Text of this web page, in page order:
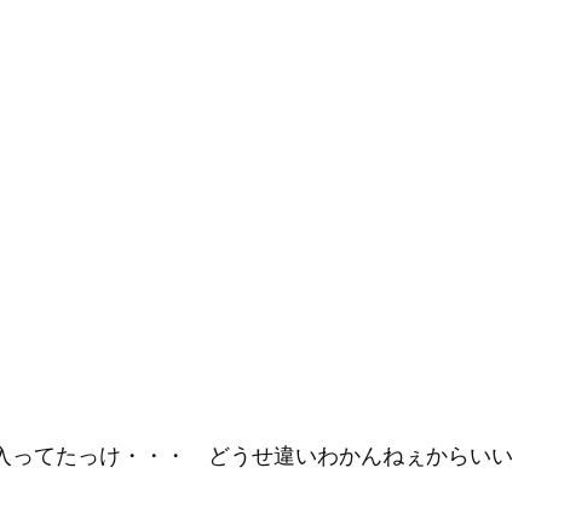
ってたっけ・・・ どうせ違いわかんねぇからいい